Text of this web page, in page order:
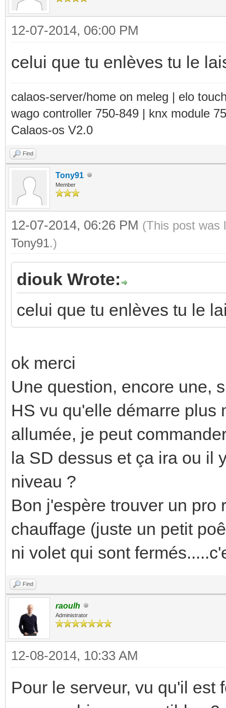
12-07-2014, 06:00 PM
celui que tu enlèves tu le
calaos-server/home on meleg | elo
wago controller 750-849 | knx module
Calaos-os V2.0
Find
Tony91
Member
12-07-2014, 06:26 PM (This post was
Tony91.)
diouk Wrote:
celui que tu enlèves tu le
ok merci
Une question, encore une,
HS vu qu'elle démarre plus
allumée, je peut
la SD dessus et ça ira ou il
niveau ?
Bon j'espère trouver un pro
chauffage (juste un petit
ni volet qui sont
Find
raoulh
Administrator
12-08-2014, 10:33 AM
Pour le serveur, vu qu'il est